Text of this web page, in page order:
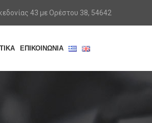
43 με Ορέστου 38, 54642
ΕΠΙΚΟΙΝΩΝΙΑ